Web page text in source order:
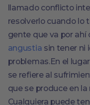
llamado conflicto
resolverlo cuando lo
gente que va por ahí
angustia sin tener ni
problemas.En el
se refiere al
que se produce en
Cualquiera puede